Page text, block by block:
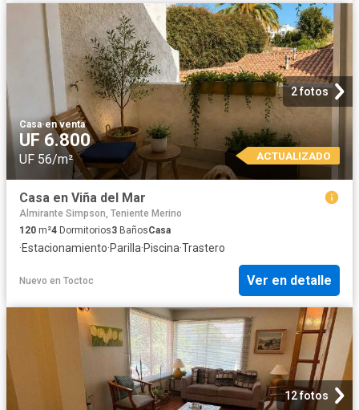
2 fotos
Casa·en venta
UF 6.800
UF 56/m² ACTUALIZADO
Casa en Viña del Mar
Almirante Simpson, Teniente Merino
120 m²4 Dormitorios3 BañosCasa
·Estacionamiento·Parilla·Piscina·Trastero
Nuevo en Toctoc Ver en detalle
12 fotos